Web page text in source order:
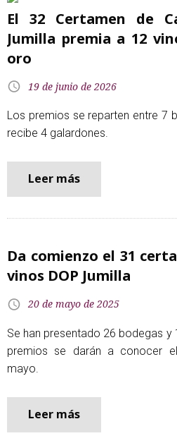
El 32 Certamen de
Jumilla premia a 12
oro
19 de junio de 2026
Los premios se reparten entre 7
recibe 4 galardones.
Leer más
Da comienzo el 31
vinos DOP Jumilla
20 de mayo de 2025
Se han presentado 26 bodegas
premios se darán a conocer
mayo.
Leer más